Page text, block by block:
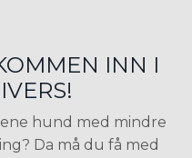
INN I
hund med mindre
Da må du få med